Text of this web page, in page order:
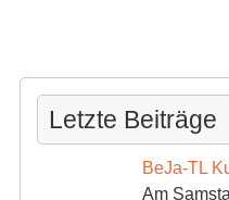
Letzte Beiträge
BeJa-TL
Am